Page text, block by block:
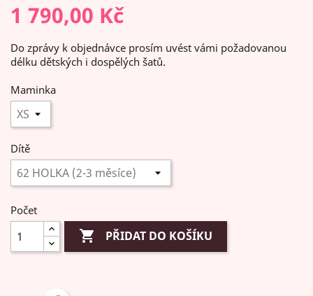
1 790,00 Kč
Do zprávy k objednávce prosím uvést vámi požadovanou
délku dětských i dospělých šatů.
Maminka
Dítě
Počet
 PŘIDAT DO KOŠÍKU